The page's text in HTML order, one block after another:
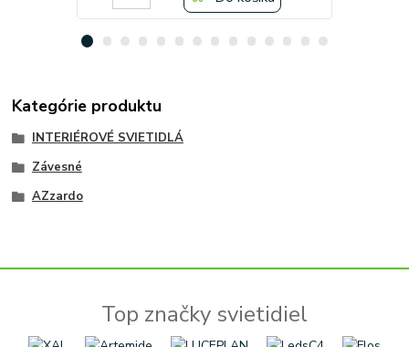
Kategórie produktu
INTERIÉROVÉ SVIETIDLÁ
Závesné
AZzardo
Top značky svietidiel